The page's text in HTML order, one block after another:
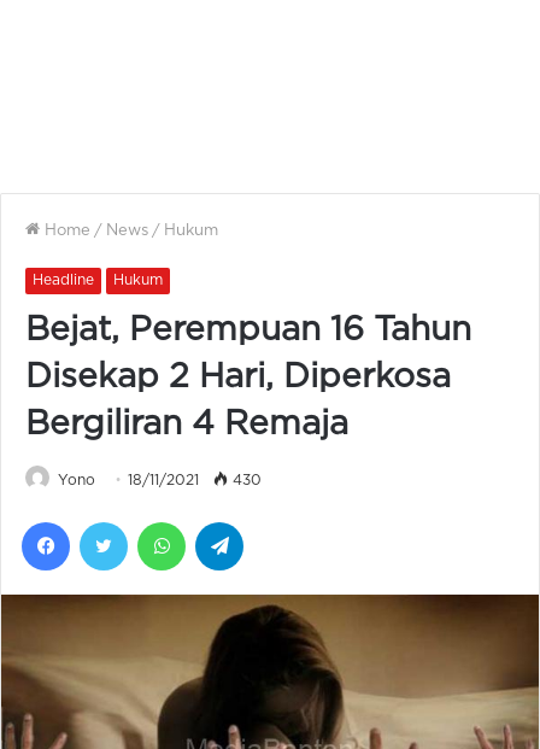
Home / News / Hukum
Headline Hukum
Bejat, Perempuan 16 Tahun
Disekap 2 Hari, Diperkosa
Bergiliran 4 Remaja
Yono 18/11/2021 430
FacebookTwitter WhatsApp